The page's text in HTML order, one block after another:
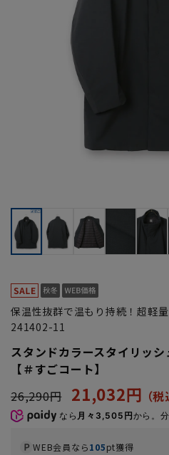
保温性抜群で温もり持続！超軽
241402-11
スタンドカラースタイリッシ
【＃すごコート】
26,290円
21,032円
なら 月々3,505円から。
WEB会員なら105pt獲得